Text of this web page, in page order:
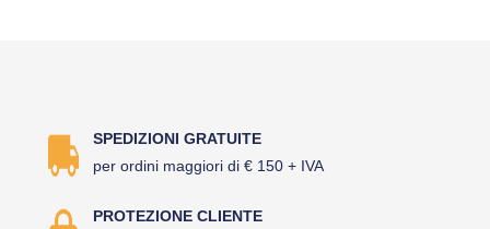
SPEDIZIONI GRATUITE
per ordini maggiori di € 150 + IVA
PROTEZIONE CLIENTE